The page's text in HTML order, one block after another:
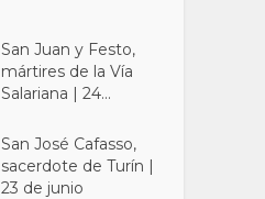
San Juan y Festo,
mártires de la Vía
Salariana | 24...
San José Cafasso,
sacerdote de Turín |
23 de junio